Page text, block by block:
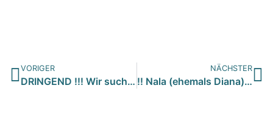
VORIGER
DRINGEND !!! Wir suchen dringend eine neue Pflegestelle/Gnad…
NÄCHSTER
!! Nala (ehemals Diana) braucht Hilfe !!…